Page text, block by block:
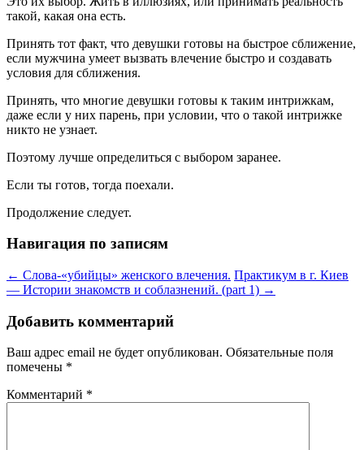
такой, какая она есть.
Принять тот факт, что девушки готовы на быстрое сближение,
если мужчина умеет вызвать влечение быстро и создавать
условия для сближения.
Принять, что многие девушки готовы к таким интрижкам,
даже если у них парень, при условии, что о такой интрижке
никто не узнает.
Поэтому лучше определиться с выбором заранее.
Если ты готов, тогда поехали.
Продолжение следует.
Навигация по записям
← Слова-«убийцы» женского влечения. Практикум в г. Киев
— Истории знакомств и соблазнений. (part 1) →
Добавить комментарий
Ваш адрес email не будет опубликован. Обязательные поля
помечены *
Комментарий *